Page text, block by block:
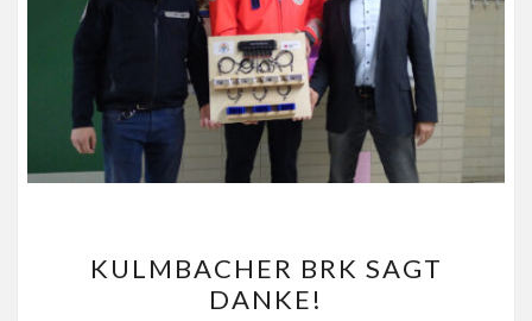
BRK
SAGT
KULMBACHER BRK SAGT
DANKE!